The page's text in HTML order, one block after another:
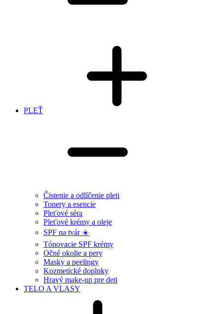
PLEŤ
Čistenie a odlíčenie pleti
Tonery a esencie
Pleťové séra
Pleťové krémy a oleje
SPF na tvár ☀️
Tónovacie SPF krémy
Očné okolie a pery
Masky a peelingy
Kozmetické doplnky
Hravý make-up pre deti
TELO A VLASY